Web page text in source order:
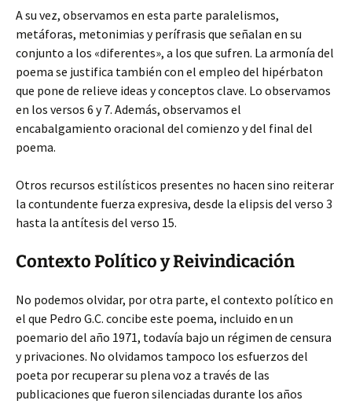
A su vez, observamos en esta parte paralelismos,
metáforas, metonimias y perífrasis que señalan en su
conjunto a los «diferentes», a los que sufren. La armonía del
poema se justifica también con el empleo del hipérbaton
que pone de relieve ideas y conceptos clave. Lo observamos
en los versos 6 y 7. Además, observamos el
encabalgamiento oracional del comienzo y del final del
poema.
Otros recursos estilísticos presentes no hacen sino reiterar
la contundente fuerza expresiva, desde la elipsis del verso 3
hasta la antítesis del verso 15.
Contexto Político y Reivindicación
No podemos olvidar, por otra parte, el contexto político en
el que Pedro G.C. concibe este poema, incluido en un
poemario del año 1971, todavía bajo un régimen de censura
y privaciones. No olvidamos tampoco los esfuerzos del
poeta por recuperar su plena voz a través de las
publicaciones que fueron silenciadas durante los años